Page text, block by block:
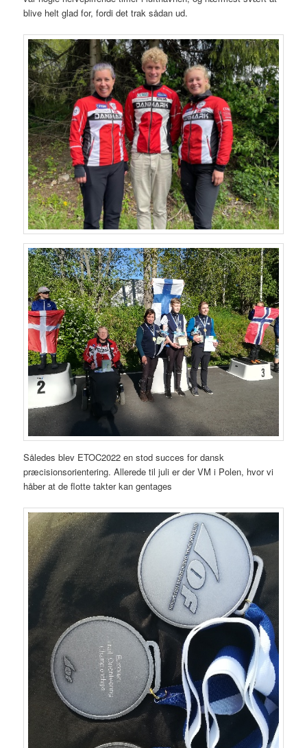
blive helt glad for, fordi det trak sådan ud.
Således blev ETOC2022 en stod succes for dansk
præcisionsorientering. Allerede til juli er der VM i Polen, hvor vi
håber at de flotte takter kan gentages